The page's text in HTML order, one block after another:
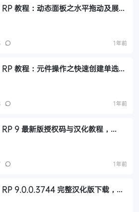
教程：动态面板之水平拖动及展开
1年前
教程：元件操作之快速创建单选按
1年前
9 最新版授权码与汉化教程，
1年前
9.0.0.3744 完整汉化版下载，